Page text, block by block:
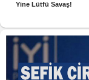
Yine Lütfü Savaş!